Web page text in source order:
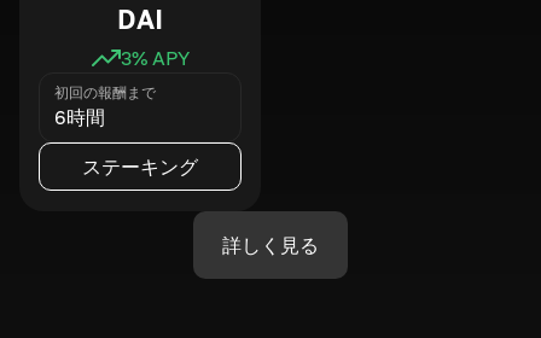
DAI
3% APY
初回の報酬まで
6時間
ステーキング
詳しく見る